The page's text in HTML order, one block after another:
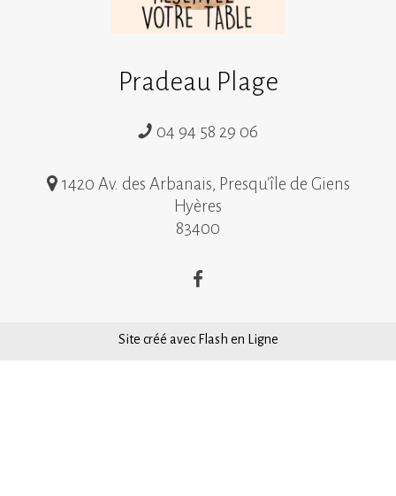
Pradeau Plage
04 94 58 29 06
1420 Av. des Arbanais, Presqu'île de Giens
Hyères
83400
Site créé avec Flash en Ligne